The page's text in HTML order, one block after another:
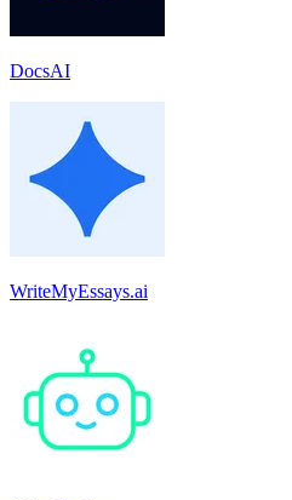
DocsAI
WriteMyEssays.ai